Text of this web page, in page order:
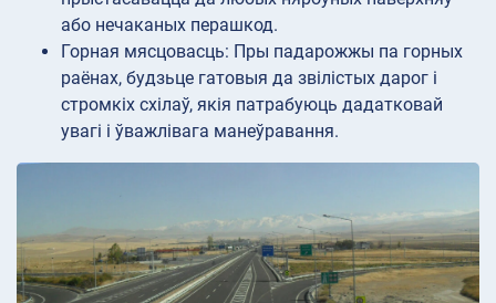
або нечаканых перашкод.
Горная мясцовасць: Пры падарожжы па горных
раёнах, будзьце гатовыя да звілістых дарог і
стромкіх схілаў, якія патрабуюць дадатковай
увагі і ўважлівага манеўравання.